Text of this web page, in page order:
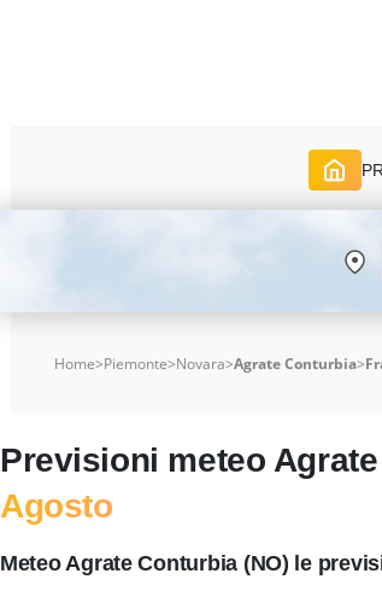
Home>Piemonte>Novara>Agrate Conturbia>
Previsioni meteo
Agosto
Meteo Agrate Conturbia (NO) le